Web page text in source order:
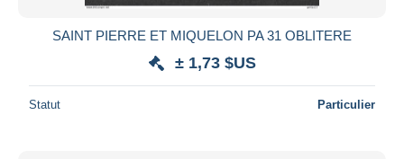
SAINT PIERRE ET MIQUELON PA 31 OBLITERE
± 1,73 $US
Statut Particulier